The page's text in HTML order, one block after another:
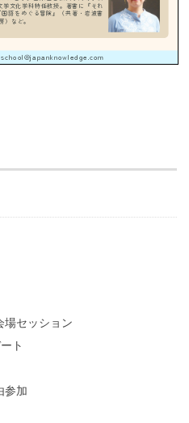
場セッション
ト
参加